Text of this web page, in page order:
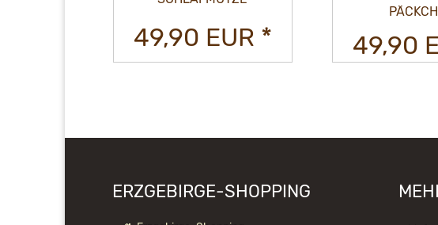
49,90 EUR * 50,90
ERZGEBIRGE-SHOPPING